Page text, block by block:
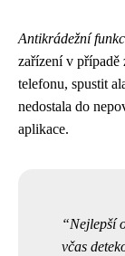
Antikrádežní
zařízení v
telefonu, spustit
nedostala do
aplikace.
Nejlepší
včas